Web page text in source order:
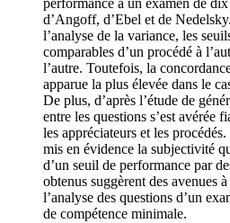
performance à un examen de
d’Angoff, d’Ebel et de
l’analyse de la variance, les
comparables d’un procédé à
l’autre. Toutefois, la
apparue la plus élevée dans le
De plus, d’après l’étude de
entre les questions s’est avérée
les appréciateurs et les
mis en évidence la subjectivité
d’un seuil de performance par
obtenus suggèrent des avenues
l’analyse des questions d’un
de compétence minimale.